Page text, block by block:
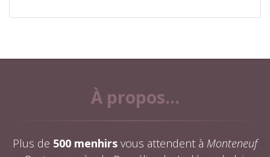
À propos...
Plus de 500 menhirs vous attendent à Monteneuf